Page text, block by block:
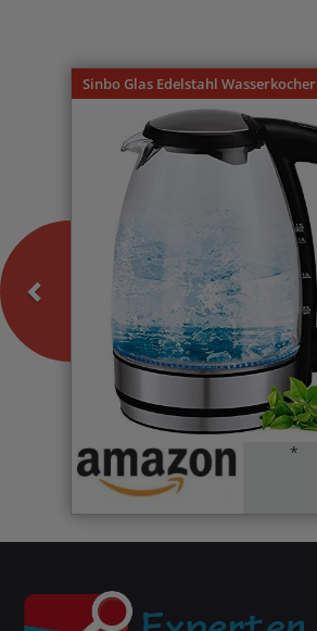
Sinbo Glas Edelstahl Wasserkocher
*